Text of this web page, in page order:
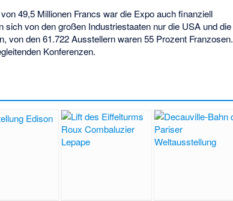
49,5 Millionen Francs war die Expo auch finanziell
sich von den großen Industriestaaten nur die USA und die
von den 61.722 Ausstellern waren 55 Prozent Franzosen.
Konferenzen.